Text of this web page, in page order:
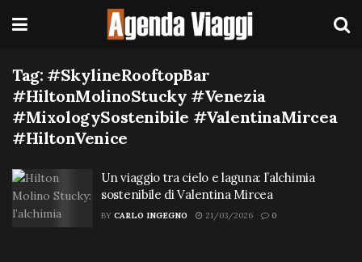
Tag: #SkylineRooftopBar
#HiltonMolinoStucky #Venezia
#MixologySostenibile #ValentinaMircea
#HiltonVenice
Un viaggio tra cielo e laguna: l’alchimia
sostenibile di Valentina Mircea
BY CARLO INGEGNO 21/03/2026 0